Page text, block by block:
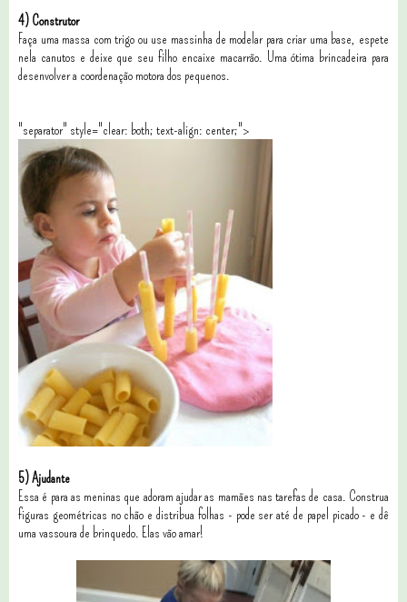
4) Construtor
Faça uma massa com trigo ou use massinha de modelar para criar uma base, espete
nela canutos e deixe que seu filho encaixe macarrão. Uma ótima brincadeira para
desenvolver a coordenação motora dos pequenos.
"separator" style="clear: both; text-align: center;">
5) Ajudante
Essa é para as meninas que adoram ajudar as mamães nas tarefas de casa. Construa
figuras geométricas no chão e distribua folhas - pode ser até de papel picado - e dê
uma vassoura de brinquedo. Elas vão amar!